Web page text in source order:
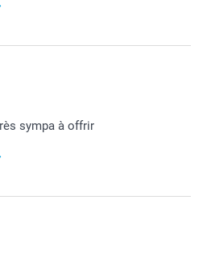
votre commande et encore
pour le souci que vous avez
appréciez votre mug.
écoute et je vous souhaite une
sympa à offrir